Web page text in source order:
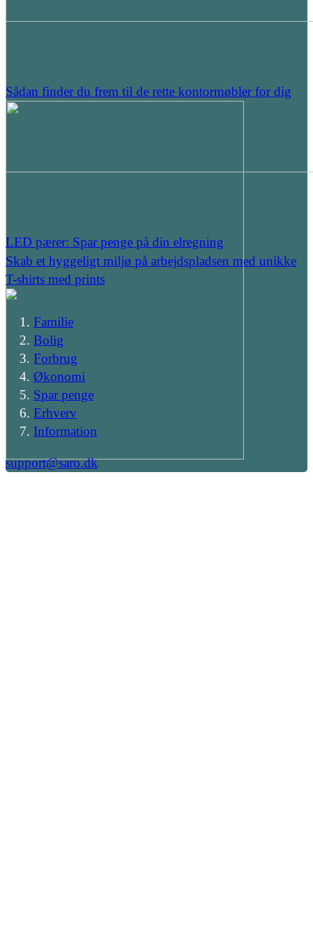
Sådan finder du frem til de rette kontormøbler for dig
LED pærer: Spar penge på din elregning
Skab et hyggeligt miljø på arbejdspladsen med unikke
T-shirts med prints
Familie
Bolig
Forbrug
Økonomi
Spar penge
Erhverv
Information
support@saro.dk